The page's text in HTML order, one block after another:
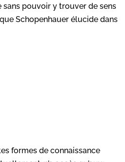
sans pouvoir y trouver de sens
Schopenhauer élucide dans
formes de connaissance